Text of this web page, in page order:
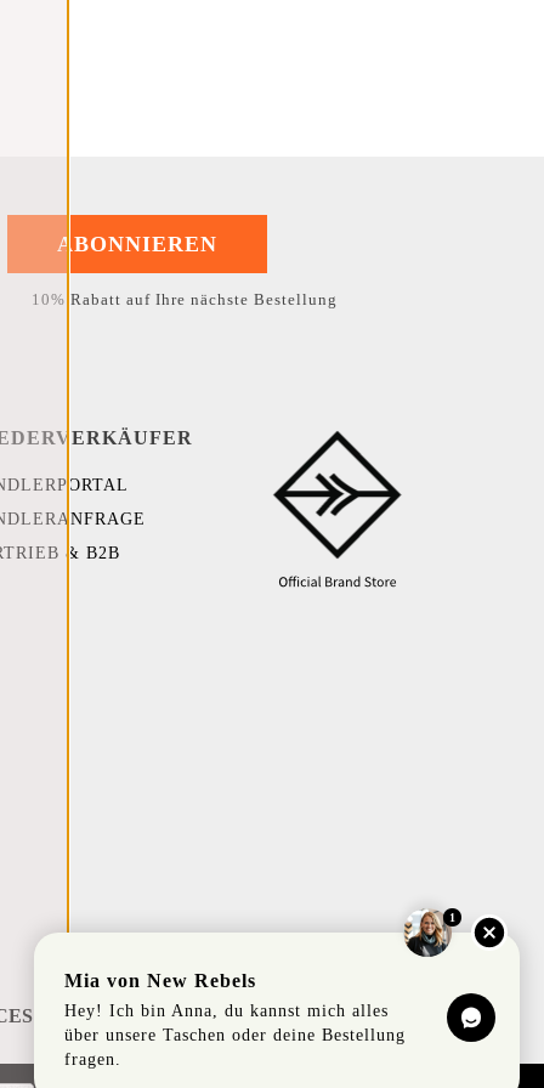
ABONNIEREN
10% Rabatt auf Ihre nächste Bestellung
& B2B
1
Mia von New Rebels
Hey! Ich bin Anna, du kannst mich alles
über unsere Taschen oder deine Bestellung
fragen.